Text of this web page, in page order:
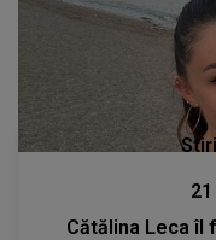
Cătălina Leca îl